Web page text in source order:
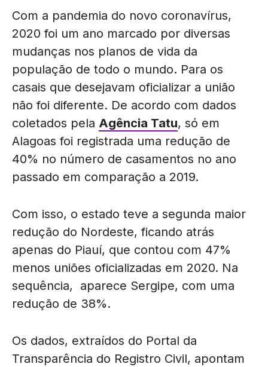
Com a pandemia do novo coronavírus,
2020 foi um ano marcado por diversas
mudanças nos planos de vida da
população de todo o mundo. Para os
casais que desejavam oficializar a união
não foi diferente. De acordo com dados
coletados pela Agência Tatu, só em
Alagoas foi registrada uma redução de
40% no número de casamentos no ano
passado em comparação a 2019.
Com isso, o estado teve a segunda maior
redução do Nordeste, ficando atrás
apenas do Piauí, que contou com 47%
menos uniões oficializadas em 2020. Na
sequência, aparece Sergipe, com uma
redução de 38%.
Os dados, extraídos do Portal da
Transparência do Registro Civil, apontam